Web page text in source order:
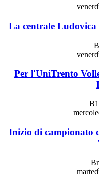
La centrale Ludovica
Per l'UniTrento
Inizio di campionato